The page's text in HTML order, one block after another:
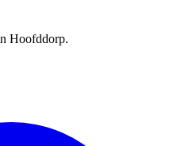
Hoofddorp.